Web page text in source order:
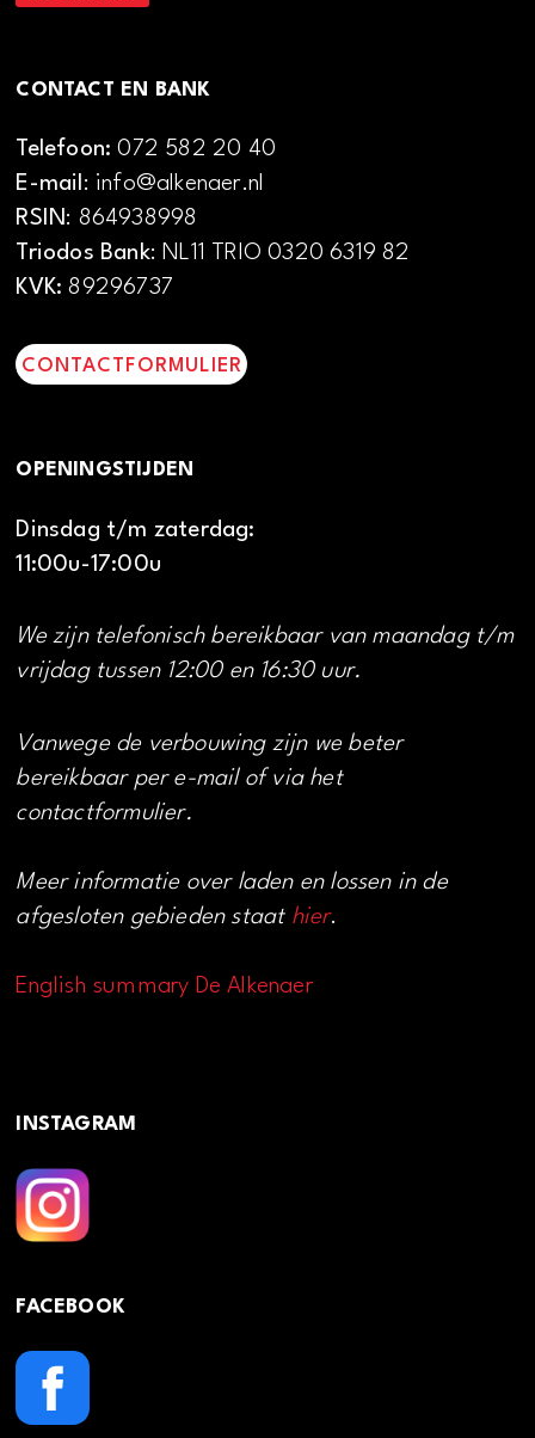
CONTACT EN BANK
Telefoon:072 582 20 40
E-mail: info@alkenaer.nl
RSIN: 864938998
Triodos Bank: NL11 TRIO 0320 6319 82
KVK: 89296737
CONTACTFORMULIER
OPENINGSTIJDEN
Dinsdag t/m zaterdag:
11:00u-17:00u
We zijn telefonisch bereikbaar van maandag t/m
vrijdag tussen 12:00 en 16:30 uur.
Vanwege de verbouwing zijn we beter
bereikbaar per e-mail of via het
contactformulier.
Meer informatie over laden en lossen in de
afgesloten gebieden staat hier.
English summary De Alkenaer
INSTAGRAM
FACEBOOK